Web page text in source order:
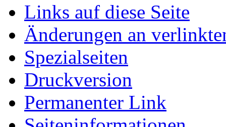
Links auf diese Seite
Änderungen an
Spezialseiten
Druckversion
Permanenter Link